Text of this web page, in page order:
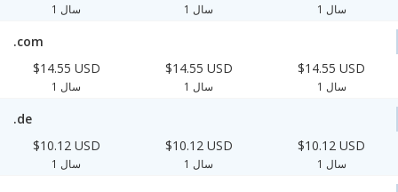
1 سال 1 سال 1 سال
.com
$14.55 USD
1 سال
$14.55 USD
1 سال
$14.55 USD
1 سال
.de
$10.12 USD
1 سال
$10.12 USD
1 سال
$10.12 USD
1 سال